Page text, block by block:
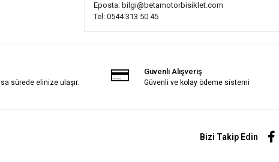
Eposta: bilgi@betamotorbisiklet.com
Tel: 0544 313 50 45
sürede elinize ulaşır.
Güvenli Alışveriş
Güvenli ve kolay ödeme sistemi
Bizi Takip Edin